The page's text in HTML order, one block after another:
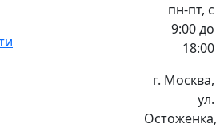
пн-пт, с
9:00 до
18:00
г. Москва,
ул.
Остоженка,